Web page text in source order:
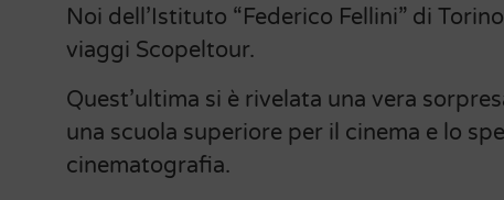
Noi dell’Istituto “Federico Fellini” di
viaggi Scopeltour.
Quest’ultima si è rivelata una vera
una scuola superiore per il cinema e lo
cinematografia.